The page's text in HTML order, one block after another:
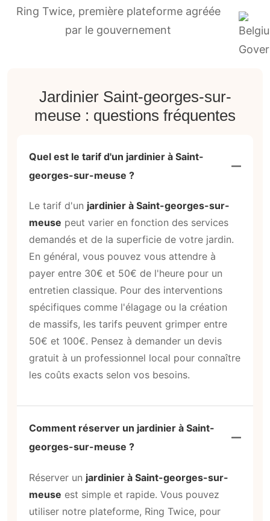
Ring Twice, première plateforme agréée
par le gouvernement
Jardinier Saint-georges-sur-
meuse : questions fréquentes
Quel est le tarif d'un jardinier à Saint-
georges-sur-meuse ?
Le tarif d'un jardinier à Saint-georges-sur-
meuse peut varier en fonction des services
demandés et de la superficie de votre jardin.
En général, vous pouvez vous attendre à
payer entre 30€ et 50€ de l'heure pour un
entretien classique. Pour des interventions
spécifiques comme l'élagage ou la création
de massifs, les tarifs peuvent grimper entre
50€ et 100€. Pensez à demander un devis
gratuit à un professionnel local pour connaître
les coûts exacts selon vos besoins.
Comment réserver un jardinier à Saint-
georges-sur-meuse ?
Réserver un jardinier à Saint-georges-sur-
meuse est simple et rapide. Vous pouvez
utiliser notre plateforme, Ring Twice, pour